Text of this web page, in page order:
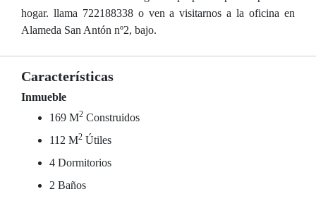
hogar. llama 722188338 o ven a visitarnos a la oficina en
Alameda San Antón nº2, bajo.
Características
Inmueble
169 M2 Construidos
112 M2 Útiles
4 Dormitorios
2 Baños